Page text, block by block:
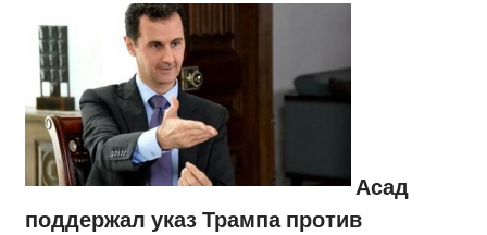
Асад
поддержал указ Трампа против